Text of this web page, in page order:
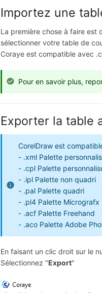
Importez une
La première chose à faire est
sélectionner votre table de
Coraye est compatible avec
Pour en savoir plus,
Exporter la table
CorelDraw est
- .xml Palette
- .cpl Palette
- .ipl Palette non quadri
- .pal Palette quadri
- .pl4 Palette Micrografx
- .acf Palette Freehand
- .aco Palette Adobe
En faisant un clic droit sur le
Sélectionnez "Export"